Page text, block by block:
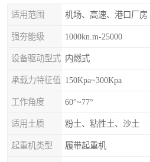
适用范围 机场、高速、港口厂房
强夯能级 1000kn.m-25000
设备驱动型式 内燃式
承载力特征值 150Kpa~300Kpa
工作角度 60°~77°
适用土质 粉土、粘性土、沙土
起重机类型 履带起重机